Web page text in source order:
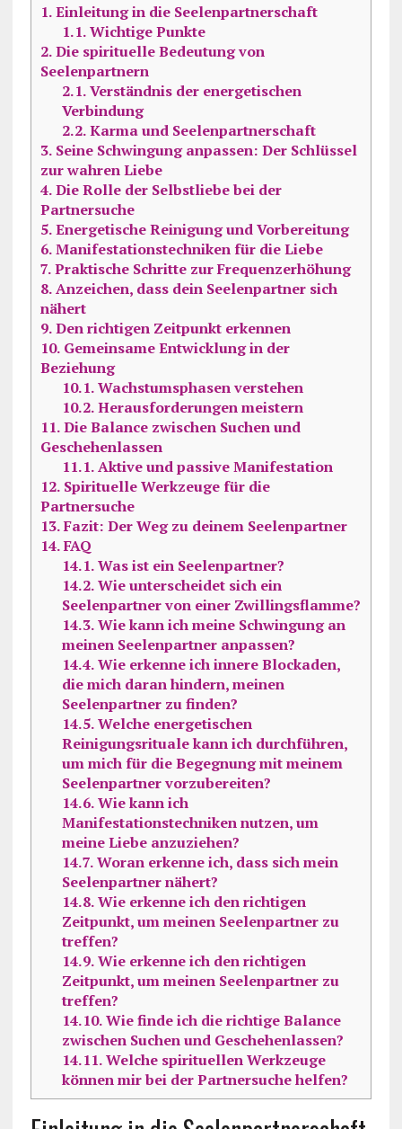
1.Einleitung in die Seelenpartnerschaft
1.1.Wichtige Punkte
2.Die spirituelle Bedeutung von
Seelenpartnern
2.1.Verständnis der energetischen
Verbindung
2.2.Karma und Seelenpartnerschaft
3.Seine Schwingung anpassen: Der Schlüssel
zur wahren Liebe
4.Die Rolle der Selbstliebe bei der
Partnersuche
5.Energetische Reinigung und Vorbereitung
6.Manifestationstechniken für die Liebe
7.Praktische Schritte zur Frequenzerhöhung
8.Anzeichen, dass dein Seelenpartner sich
nähert
9.Den richtigen Zeitpunkt erkennen
10.Gemeinsame Entwicklung in der
Beziehung
10.1.Wachstumsphasen verstehen
10.2.Herausforderungen meistern
11.Die Balance zwischen Suchen und
Geschehenlassen
11.1.Aktive und passive Manifestation
12.Spirituelle Werkzeuge für die
Partnersuche
13.Fazit: Der Weg zu deinem Seelenpartner
14.FAQ
14.1.Was ist ein Seelenpartner?
14.2.Wie unterscheidet sich ein
Seelenpartner von einer Zwillingsflamme?
14.3.Wie kann ich meine Schwingung an
meinen Seelenpartner anpassen?
14.4.Wie erkenne ich innere Blockaden,
die mich daran hindern, meinen
Seelenpartner zu finden?
14.5.Welche energetischen
Reinigungsrituale kann ich durchführen,
um mich für die Begegnung mit meinem
Seelenpartner vorzubereiten?
14.6.Wie kann ich
Manifestationstechniken nutzen, um
meine Liebe anzuziehen?
14.7.Woran erkenne ich, dass sich mein
Seelenpartner nähert?
14.8.Wie erkenne ich den richtigen
Zeitpunkt, um meinen Seelenpartner zu
treffen?
14.9.Wie erkenne ich den richtigen
Zeitpunkt, um meinen Seelenpartner zu
treffen?
14.10.Wie finde ich die richtige Balance
zwischen Suchen und Geschehenlassen?
14.11.Welche spirituellen Werkzeuge
können mir bei der Partnersuche helfen?